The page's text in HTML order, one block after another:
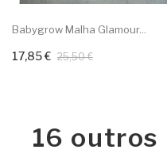
Babygrow Malha Glamour...
17,85 € 25,50 €
Adicionar ao carrinho
16 outros